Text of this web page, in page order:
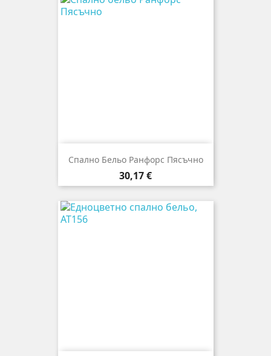
Спално Бельо Ранфорс Пясъчно
Цена
30,17 €